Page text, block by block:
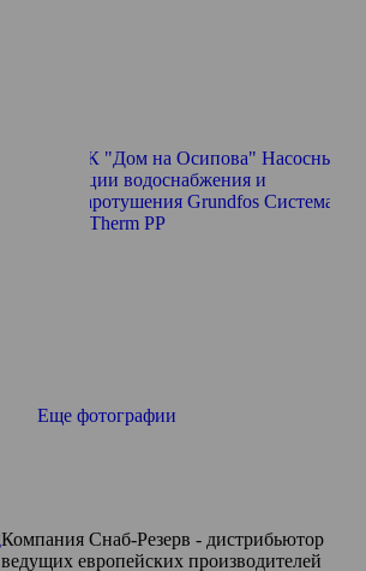
Еще фотографии
Компания Снаб-Резерв - дистрибьютор
ведущих европейских производителей